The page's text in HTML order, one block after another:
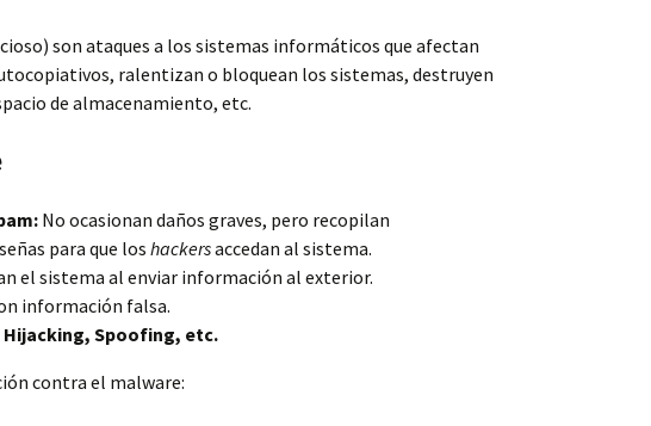
son ataques a los sistemas informáticos que afectan
ralentizan o bloquean los sistemas, destruyen
de almacenamiento, etc.
No ocasionan daños graves, pero recopilan
para que los hackersaccedan al sistema.
el sistema al enviar información al exterior.
información falsa.
Hijacking, Spoofing, etc.
contra el malware: